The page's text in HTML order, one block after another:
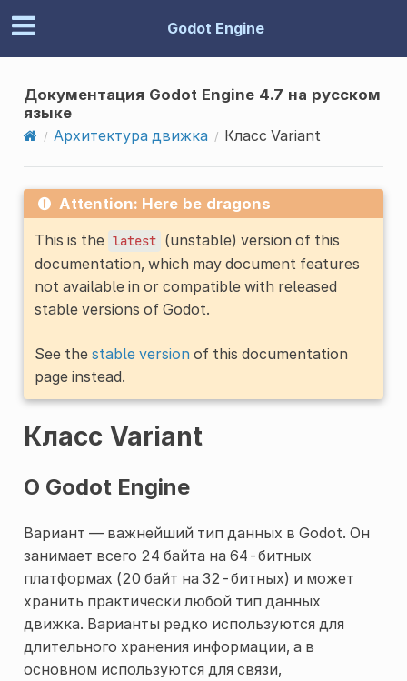
Godot Engine
Документация Godot Engine 4.7 на русском
языке
Архитектура движка
Класс Variant
Attention: Here be dragons
This is the latest (unstable) version of this
documentation, which may document features
not available in or compatible with released
stable versions of Godot.
See the stable versionof this documentation
page instead.
Класс Variant
О Godot Engine
Вариант — важнейший тип данных в Godot. Он
занимает всего 24 байта на 64-битных
платформах (20 байт на 32-битных) и может
хранить практически любой тип данных
движка. Варианты редко используются для
длительного хранения информации, а в
основном используются для связи,